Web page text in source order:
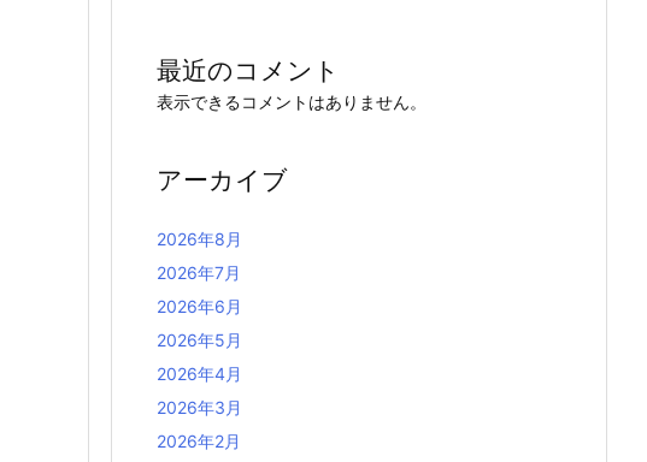
最近のコメント
表示できるコメントはありません。
アーカイブ
2026年8月
2026年7月
2026年6月
2026年5月
2026年4月
2026年3月
2026年2月